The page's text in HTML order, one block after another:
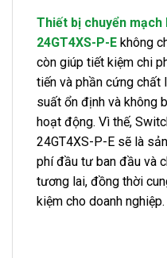
Thiết bị chuyển mạch
24GT4XS-P-E không
còn giúp tiết kiệm chi
tiến và phần cứng chất
suất ổn định và không
hoạt động. Vì thế,
24GT4XS-P-E sẽ là
phí đầu tư ban đầu và
tương lai, đồng thời
kiệm cho doanh nghiệp.